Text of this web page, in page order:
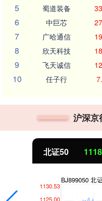
5 蜀道装备
6 中巨芯
7 广哈通信
8 欣天科技
9 飞天诚信
10 任子行
沪深京
北证50